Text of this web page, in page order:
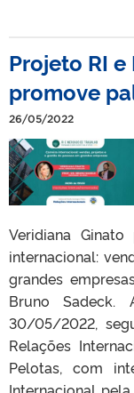
Projeto RI
promove
26/05/2022
Veridiana
internacional:
grandes
Bruno
30/05/2022,
Relações
Pelotas, com
Internacional